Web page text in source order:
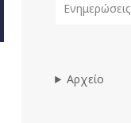
Ενημερώσεις
Αρχείο